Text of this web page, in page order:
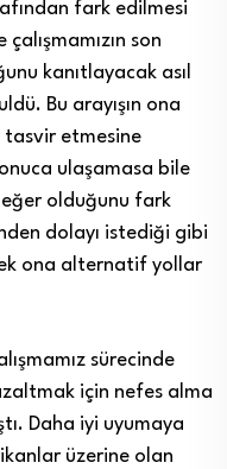
fark edilmesi
son
kanıtlayacak asıl
Bu arayışın ona
tasvir etmesine
ulaşamasa bile
olduğunu fark
dolayı istediği gibi
ona alternatif yollar
sürecinde
için nefes alma
Daha iyi uyumaya
üzerine olan